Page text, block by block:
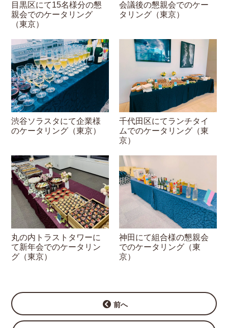
目黒区にて15名様分の懇
親会でのケータリング
（東京）
会議後の懇親会でのケー
タリング（東京）
渋谷ソラスタにて企業様
のケータリング（東京）
千代田区にてランチタイ
ムでのケータリング（東
京）
丸の内トラストタワーに
て新年会でのケータリン
グ（東京）
神田にて組合様の懇親会
でのケータリング（東
京）
前へ